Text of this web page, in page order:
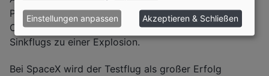
Planmäßig hätte das Raumschiff in den Indischen
Ozean stürzen sollen, allerdings kam es während des
Sinkflugs zu einer Explosion.
Bei SpaceX wird der Testflug als großer Erfolg
Einstellungen anpassen Akzeptieren & Schließen